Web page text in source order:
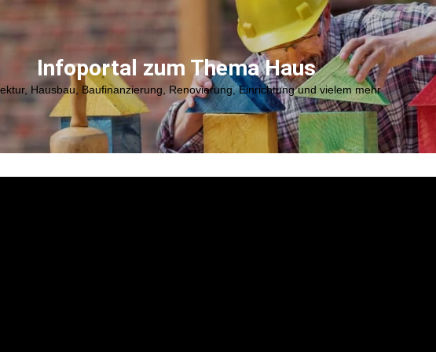
Infoportal zum Thema Haus
Hausbau, Baufinanzierung, Renovierung, Einrichtung und vielem mehr